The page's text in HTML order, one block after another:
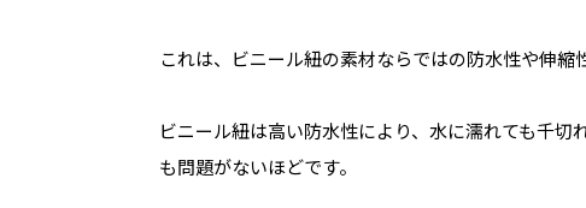
これは、ビニール紐の素材ならではの防水性や伸縮
ビニール紐は高い防水性により、水に濡れても千
も問題がないほどです。